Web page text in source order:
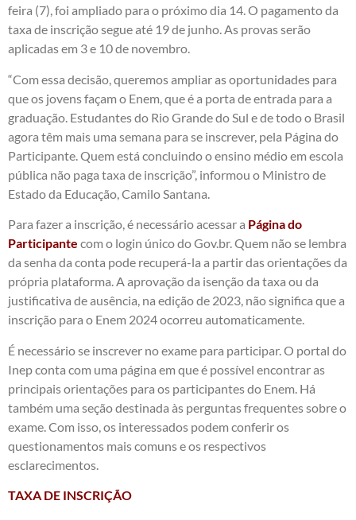
feira (7), foi ampliado para o próximo dia 14. O pagamento da
taxa de inscrição segue até 19 de junho. As provas serão
aplicadas em 3 e 10 de novembro.
“Com essa decisão, queremos ampliar as oportunidades para
que os jovens façam o Enem, que é a porta de entrada para a
graduação. Estudantes do Rio Grande do Sul e de todo o Brasil
agora têm mais uma semana para se inscrever, pela Página do
Participante. Quem está concluindo o ensino médio em escola
pública não paga taxa de inscrição”, informou o Ministro de
Estado da Educação, Camilo Santana.
Para fazer a inscrição, é necessário acessar a Página do
Participante com o login único do Gov.br. Quem não se lembra
da senha da conta pode recuperá-la a partir das orientações da
própria plataforma. A aprovação da isenção da taxa ou da
justificativa de ausência, na edição de 2023, não significa que a
inscrição para o Enem 2024 ocorreu automaticamente.
É necessário se inscrever no exame para participar. O portal do
Inep conta com uma página em que é possível encontrar as
principais orientações para os participantes do Enem. Há
também uma seção destinada às perguntas frequentes sobre o
exame. Com isso, os interessados podem conferir os
questionamentos mais comuns e os respectivos
esclarecimentos.
TAXA DE INSCRIÇÃO